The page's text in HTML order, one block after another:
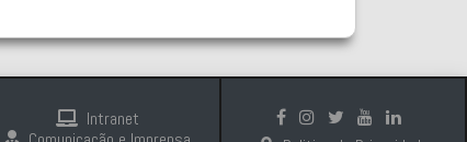
Intranet